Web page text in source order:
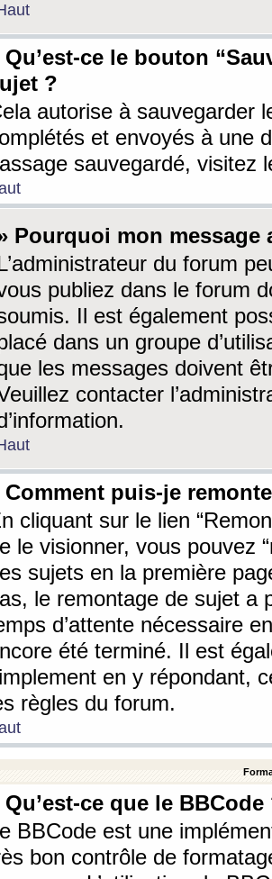
Qu’est-ce le bouton
?
autorise à sauvegarder
et envoyés à une
sauvegardé, visitez
Pourquoi mon message
du forum
publiez dans le forum
Il est également
dans un groupe
les messages doivent
contacter
Comment puis-je
cliquant sur le lien
le visionner, vous pouvez
sujets en la première
le remontage de sujet a
d’attente nécessaire
été terminé. Il est
en y répondant,
règles du forum.
Qu’est-ce que le BBCode
BBCode est une
bon contrôle de